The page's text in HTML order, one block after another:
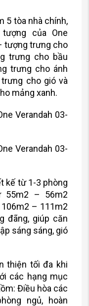
5 tòa nhà chính,
của One
tượng trưng cho
trưng cho bầu
trưng cho ánh
cho gió và
mảng xanh.
kế từ 1-3 phòng
55m2 – 56m2
– 111m2
đãng, giúp căn
sáng sáng, gió
thiện tối đa khi
các hạng mục
Điều hòa các
ngủ, hoàn